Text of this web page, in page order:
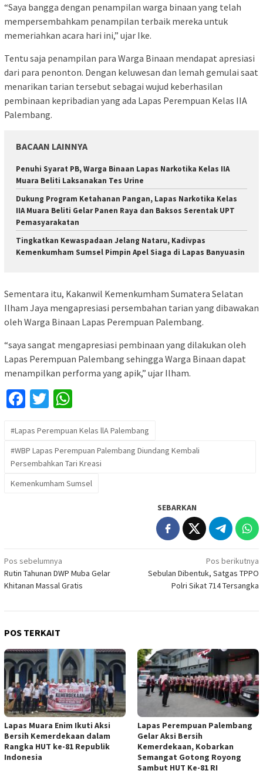
“Saya bangga dengan penampilan warga binaan yang telah
mempersembahkam penampilan terbaik mereka untuk
memeriahkan acara hari ini,” ujar Ike.
Tentu saja penampilan para Warga Binaan mendapat apresiasi
dari para penonton. Dengan keluwesan dan lemah gemulai saat
menarikan tarian tersebut sebagai wujud keberhasilan
pembinaan kepribadian yang ada Lapas Perempuan Kelas IIA
Palembang.
BACAAN LAINNYA
Penuhi Syarat PB, Warga Binaan Lapas Narkotika Kelas IIA
Muara Beliti Laksanakan Tes Urine
Dukung Program Ketahanan Pangan, Lapas Narkotika Kelas
IIA Muara Beliti Gelar Panen Raya dan Baksos Serentak UPT
Pemasyarakatan
Tingkatkan Kewaspadaan Jelang Nataru, Kadivpas
Kemenkumham Sumsel Pimpin Apel Siaga di Lapas Banyuasin
Sementara itu, Kakanwil Kemenkumham Sumatera Selatan
Ilham Jaya mengapresiasi persembahan tarian yang dibawakan
oleh Warga Binaan Lapas Perempuan Palembang.
“saya sangat mengapresiasi pembinaan yang dilakukan oleh
Lapas Perempuan Palembang sehingga Warga Binaan dapat
menampilkan performa yang apik,” ujar Ilham.
Facebook
Twitter
#Lapas Perempuan Kelas llA Palembang
#WBP Lapas Perempuan Palembang Diundang Kembali
Persembahkan Tari Kreasi
Kemenkumham Sumsel
SEBARKAN
Navigasi
pos
Pos sebelumnya
Rutin Tahunan DWP Muba Gelar
Khitanan Massal Gratis
Pos berikutnya
Sebulan Dibentuk, Satgas TPPO
Polri Sikat 714 Tersangka
POS TERKAIT
Lapas Muara Enim Ikuti Aksi
Bersih Kemerdekaan dalam
Rangka HUT ke-81 Republik
Indonesia
Lapas Perempuan Palembang
Gelar Aksi Bersih
Kemerdekaan, Kobarkan
Semangat Gotong Royong
Sambut HUT Ke-81 RI